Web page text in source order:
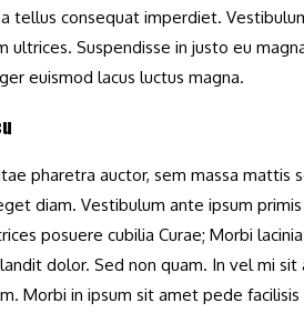
tellus consequat imperdiet.
ultrices. Suspendisse in justo eu
euismod lacus luctus magna.
pharetra auctor, sem massa mattis
diam. Vestibulum ante ipsum primis
posuere cubilia Curae; Morbi lacinia
dolor. Sed non quam. In vel mi sit
Morbi in ipsum sit amet pede facilisis